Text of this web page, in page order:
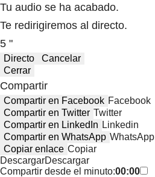
Tu audio se ha acabado.
Te redirigiremos al directo.
5 "
Directo
Cancelar
Cerrar
Compartir
Compartir en Facebook Facebook
Compartir en Twitter Twitter
Compartir en LinkedIn Linkedin
Compartir en WhatsApp WhatsApp
Copiar enlace Copiar
DescargarDescargar
Compartir desde el minuto:00:00